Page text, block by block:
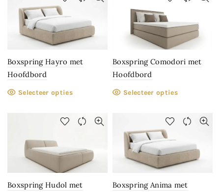
Boxspring Hayro met
Hoofdbord
Selecteer opties
Boxspring Comodori met
Hoofdbord
Selecteer opties
Boxspring Hudol met
Boxspring Anima met